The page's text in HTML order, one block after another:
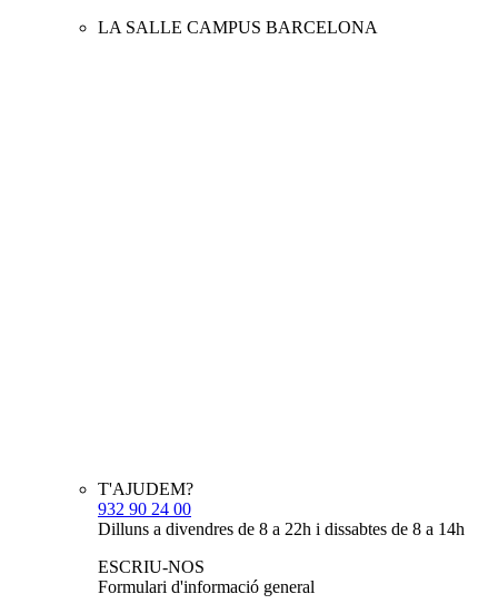
LA SALLE CAMPUS BARCELONA
T'AJUDEM?
932 90 24 00
Dilluns a divendres de 8 a 22h i dissabtes de 8 a 14h
ESCRIU-NOS
Formulari d'informació general